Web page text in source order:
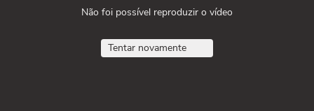
Não foi possível reproduzir o vídeo
Tentar novamente